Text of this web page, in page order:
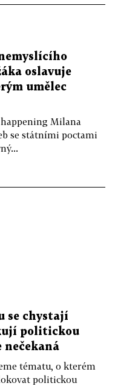
oslavuje
umělec
Milana
se státními poctami
se chystají
politickou
nečekaná
tématu, o kterém
politickou